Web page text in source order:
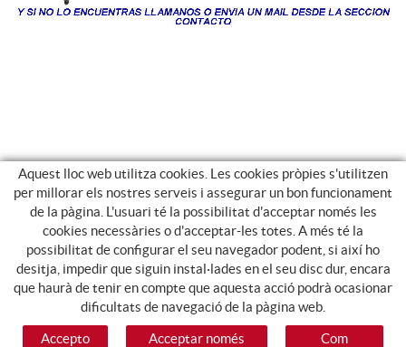
Aquest lloc web utilitza cookies. Les cookies pròpies s'utilitzen
per millorar els nostres serveis i assegurar un bon funcionament
de la pàgina. L'usuari té la possibilitat d'acceptar només les
cookies necessàries o d'acceptar-les totes. A més té la
possibilitat de configurar el seu navegador podent, si així ho
desitja, impedir que siguin instal·lades en el seu disc dur, encara
que haurà de tenir en compte que aquesta acció podrà ocasionar
dificultats de navegació de la pàgina web.
Accepto
Acceptar només
Com